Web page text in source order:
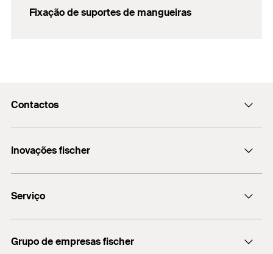
Fixação de suportes de mangueiras
Contactos
+351 218 954 180
Inovações fischer
Serviço
Informação
Grupo de empresas fischer